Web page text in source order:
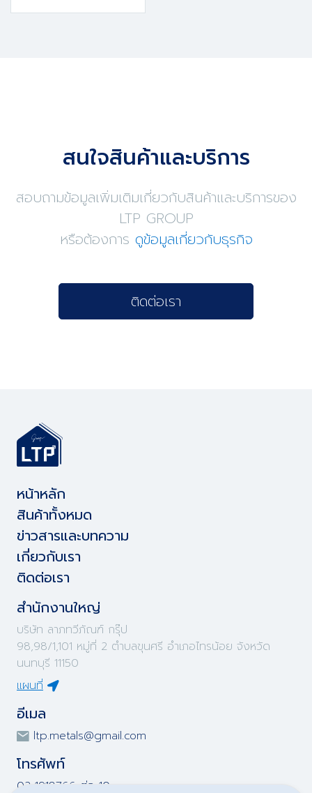
สนใจสินค้าและบริการ
สอบถามข้อมูลเพิ่มเติมเกี่ยวกับสินค้าและบริการของ
LTP GROUP
หรือต้องการ ดูข้อมูลเกี่ยวกับธุรกิจ
ติดต่อเรา
หน้าหลัก
สินค้าทั้งหมด
ข่าวสารและบทความ
เกี่ยวกับเรา
ติดต่อเรา
สำนักงานใหญ่
บริษัท ลาภทวีภัณฑ์ กรุ๊ป
98,98/1,101 หมู่ที่ 2 ตำบลขุนศรี อำเภอไทรน้อย จังหวัด
นนทบุรี 11150
แผนที่
อีเมล
ltp.metals@gmail.com
โทรศัพท์
02-1918766 ต่อ 10